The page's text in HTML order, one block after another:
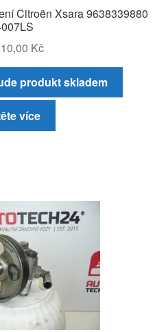
Citroën Xsara 9638339880
Kč
produkt skladem
více